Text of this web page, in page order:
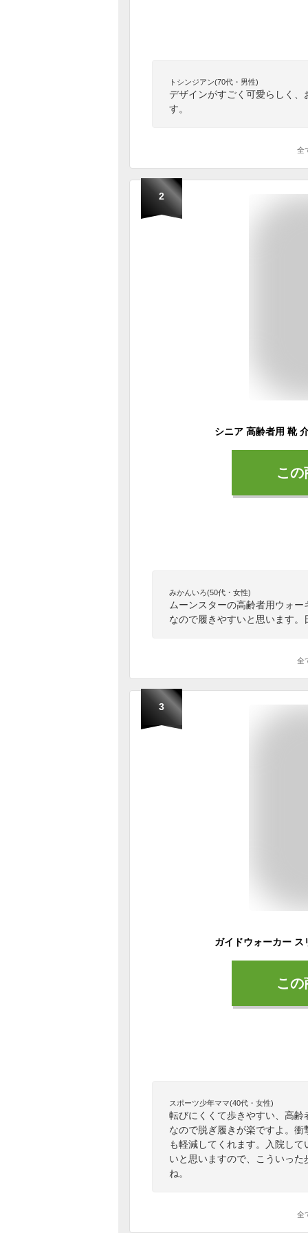
トシンジアン(70代・男性)
デザインがすごく可愛らしく
す。
全
2
こ
みかんいろ(50代・女性)
ムーンスターの高齢者用ウォ
なので履きやすいと思います。
全
3
こ
スポーツ少年ママ(40代・女性)
転びにくくて歩きやすい、高
なので脱ぎ履きが楽ですよ。
も軽減してくれます。入院し
いと思いますので、こういっ
ね。
全